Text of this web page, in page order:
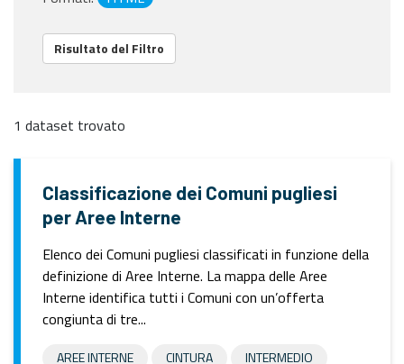
Risultato del Filtro
1 dataset trovato
Classificazione dei Comuni pugliesi
per Aree Interne
Elenco dei Comuni pugliesi classificati in funzione della
definizione di Aree Interne. La mappa delle Aree
Interne identifica tutti i Comuni con un’offerta
congiunta di tre...
AREE INTERNE CINTURA INTERMEDIO